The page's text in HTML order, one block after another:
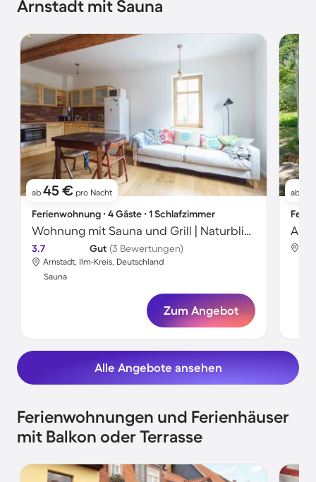
Arnstadt mit Sauna
ab 45 € pro Nacht
Ferienwohnung ∙ 4 Gäste ∙ 1 Schlafzimmer
Wohnung mit Sauna und Grill | Naturblick
3.7 Gut (3 Bewertungen)
Arnstadt, Ilm-Kreis, Deutschland
Sauna
Zum Angebot
ab
Alle Angebote ansehen
Ferienwohnungen und Ferienhäuser
mit Balkon oder Terrasse